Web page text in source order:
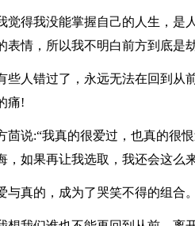
得我没能掌握自己的人生，是
表情，所以我不明白前方到底是
人错过了，永远无法在回到从
痛!
说:“我真的很爱过，也真的很恨
，如果再让我选取，我还会这
真的，成为了哭笑不得的组合